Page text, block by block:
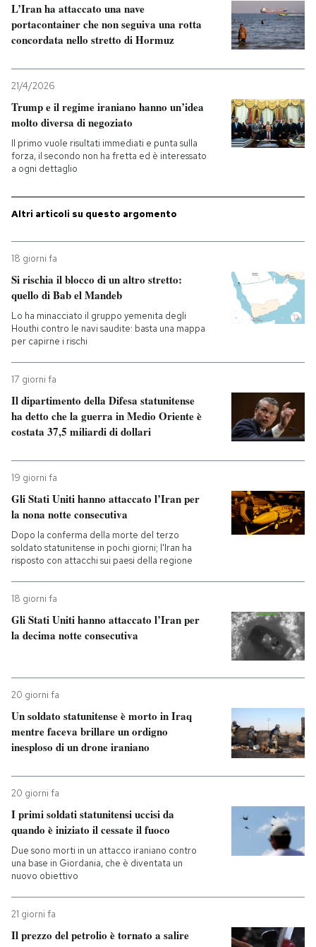
L’Iran ha attaccato una nave
portacontainer che non seguiva una rotta
concordata nello stretto di Hormuz
21/4/2026
Trump e il regime iraniano hanno un’idea
molto diversa di negoziato
Il primo vuole risultati immediati e punta sulla
forza, il secondo non ha fretta ed è interessato
a ogni dettaglio
Altri articoli su questo argomento
18 giorni fa
Si rischia il blocco di un altro stretto:
quello di Bab el Mandeb
Lo ha minacciato il gruppo yemenita degli
Houthi contro le navi saudite: basta una mappa
per capirne i rischi
17 giorni fa
Il dipartimento della Difesa statunitense
ha detto che la guerra in Medio Oriente è
costata 37,5 miliardi di dollari
19 giorni fa
Gli Stati Uniti hanno attaccato l’Iran per
la nona notte consecutiva
Dopo la conferma della morte del terzo
soldato statunitense in pochi giorni; l'Iran ha
risposto con attacchi sui paesi della regione
18 giorni fa
Gli Stati Uniti hanno attaccato l’Iran per
la decima notte consecutiva
20 giorni fa
Un soldato statunitense è morto in Iraq
mentre faceva brillare un ordigno
inesploso di un drone iraniano
20 giorni fa
I primi soldati statunitensi uccisi da
quando è iniziato il cessate il fuoco
Due sono morti in un attacco iraniano contro
una base in Giordania, che è diventata un
nuovo obiettivo
21 giorni fa
Il prezzo del petrolio è tornato a salire